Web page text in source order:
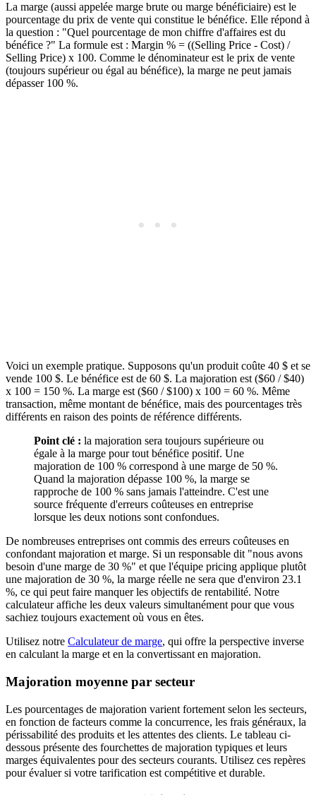
La marge (aussi appelée marge brute ou marge bénéficiaire) est le
pourcentage du prix de vente qui constitue le bénéfice. Elle répond à
la question : "Quel pourcentage de mon chiffre d'affaires est du
bénéfice ?" La formule est : Margin % = ((Selling Price - Cost) /
Selling Price) x 100. Comme le dénominateur est le prix de vente
(toujours supérieur ou égal au bénéfice), la marge ne peut jamais
dépasser 100 %.
Voici un exemple pratique. Supposons qu'un produit coûte 40 $ et se
vende 100 $. Le bénéfice est de 60 $. La majoration est ($60 / $40)
x 100 = 150 %. La marge est ($60 / $100) x 100 = 60 %. Même
transaction, même montant de bénéfice, mais des pourcentages très
différents en raison des points de référence différents.
Point clé : la majoration sera toujours supérieure ou
égale à la marge pour tout bénéfice positif. Une
majoration de 100 % correspond à une marge de 50 %.
Quand la majoration dépasse 100 %, la marge se
rapproche de 100 % sans jamais l'atteindre. C'est une
source fréquente d'erreurs coûteuses en entreprise
lorsque les deux notions sont confondues.
De nombreuses entreprises ont commis des erreurs coûteuses en
confondant majoration et marge. Si un responsable dit "nous avons
besoin d'une marge de 30 %" et que l'équipe pricing applique plutôt
une majoration de 30 %, la marge réelle ne sera que d'environ 23.1
%, ce qui peut faire manquer les objectifs de rentabilité. Notre
calculateur affiche les deux valeurs simultanément pour que vous
sachiez toujours exactement où vous en êtes.
Utilisez notre Calculateur de marge, qui offre la perspective inverse
en calculant la marge et en la convertissant en majoration.
Majoration moyenne par secteur
Les pourcentages de majoration varient fortement selon les secteurs,
en fonction de facteurs comme la concurrence, les frais généraux, la
périssabilité des produits et les attentes des clients. Le tableau ci-
dessous présente des fourchettes de majoration typiques et leurs
marges équivalentes pour des secteurs courants. Utilisez ces repères
pour évaluer si votre tarification est compétitive et durable.